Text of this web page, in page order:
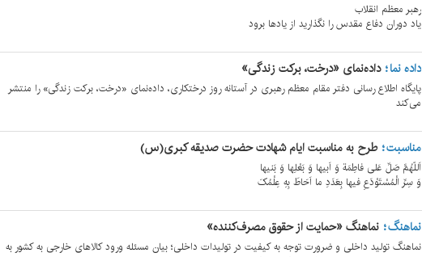
رهبر معظم انقلاب
یاد دوران دفاع مقدس را نگذارید از یادها برود
داده نما داده‌نمای «درخت، برکت زندگی»
پایگاه اطلاع رسانی دفتر مقام معظم رهبری در آستانه روز درختکاری، داده‌نمای «درخت، برکت زندگی» را منتشر
می‌کند
مناسبت طرح به مناسبت ایام شهادت حضرت صدیقه کبری(س)
اَللّهُمَّ صَلِّ عَلی فاطِمَة وَ اَبیها وَ بَعْلِها وَ بَنیها
وَ سِرِّ الْمُسْتَوْدَعِ فیها بِعَدَدِ ما اَحَاطَ بِهِ عِلْمُکَ
نماهنگ نماهنگ «حمایت از حقوق مصرف‌کننده»
نماهنگ تولید داخلی و ضرورت توجه به کیفیت در تولیدات داخلی؛ بیان مسئله ورود کالاهای خارجی به کشور به